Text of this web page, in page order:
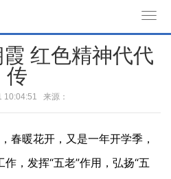
o
红色精神代代
传
10:04:51 来源：
春暖花开，又是一年开学季，
，发挥“五老”作用，弘扬“五